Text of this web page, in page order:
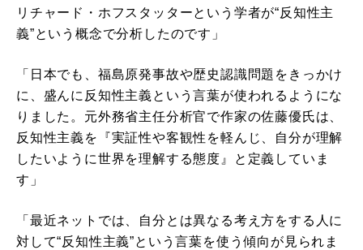
リチャード・ホフスタッターという学者が“反知性主
義”という概念で分析したのです」
「日本でも、福島原発事故や歴史認識問題をきっかけ
に、盛んに反知性主義という言葉が使われるようにな
りました。元外務省主任分析官で作家の佐藤優氏は、
反知性主義を『実証性や客観性を軽んじ、自分が理解
したいように世界を理解する態度』と定義していま
す」
「最近ネットでは、自分とは異なる考え方をする人に
対して“反知性主義”という言葉を使う傾向が見られま